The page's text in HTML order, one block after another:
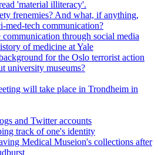
'material illiteracy'.
frenemies? And what, if anything,
med-tech communication?
communication through social media
of medicine at Yale
for the Oslo terrorist action
university museums?
will take place in Trondheim in
and Twitter accounts
track of one's identity
Medical Museion's collections after